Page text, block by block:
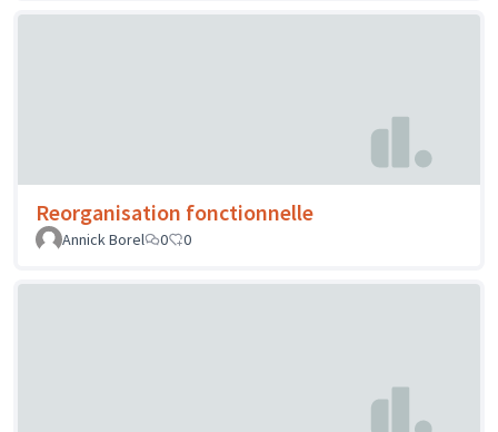
Reorganisation fonctionnelle
Annick Borel 0 0